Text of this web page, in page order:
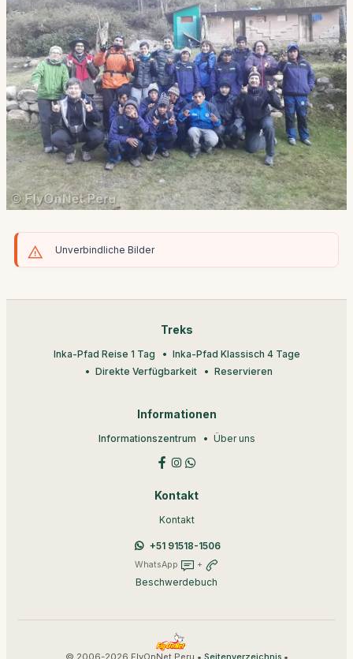
Unverbindliche Bilder
Treks
Inka-Pfad Reise 1 Tag
Inka-Pfad Klassisch 4 Tage
Direkte Verfügbarkeit
Reservieren
Informationen
Informationszentrum Über uns
Kontakt
Kontakt
+51 91518-1506
WhatsApp +
Beschwerdebuch
© 2006-2026 FlyOnNet Peru • •